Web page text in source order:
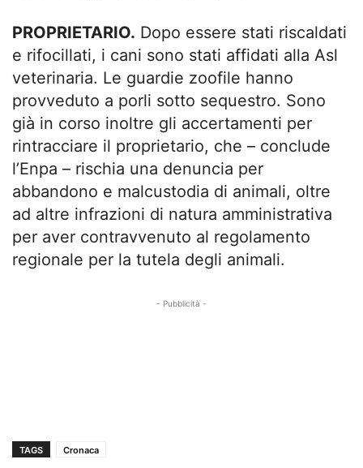
PROPRIETARIO. Dopo essere stati riscaldati
e rifocillati, i cani sono stati affidati alla Asl
veterinaria. Le guardie zoofile hanno
provveduto a porli sotto sequestro. Sono
già in corso inoltre gli accertamenti per
rintracciare il proprietario, che – conclude
l’Enpa – rischia una denuncia per
abbandono e malcustodia di animali, oltre
ad altre infrazioni di natura amministrativa
per aver contravvenuto al regolamento
regionale per la tutela degli animali.
- Pubblicità -
TAGS Cronaca